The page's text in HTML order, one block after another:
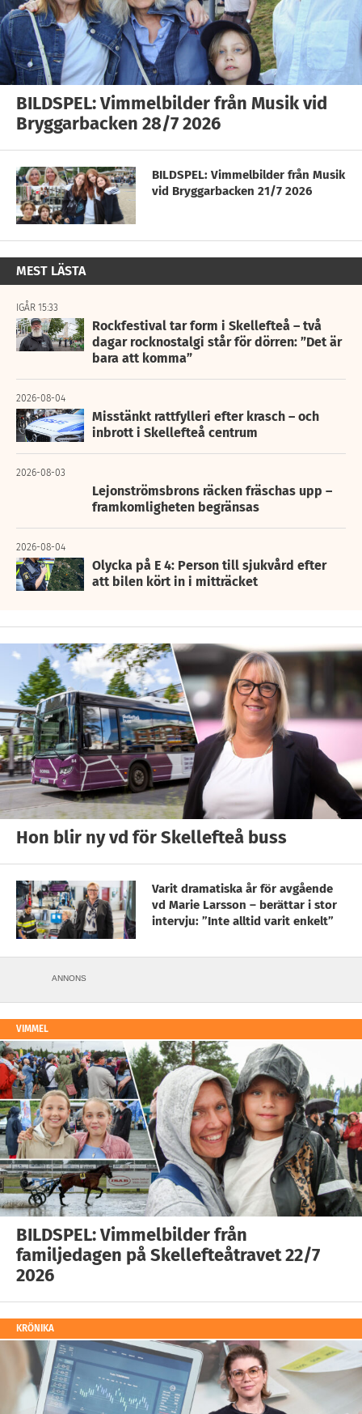
BILDSPEL: Vimmelbilder från Musik vid
Bryggarbacken 28/7 2026
BILDSPEL: Vimmelbilder från Musik
vid Bryggarbacken 21/7 2026
MEST LÄSTA
IGÅR 15:33
Rockfestival tar form i Skellefteå – två
dagar rocknostalgi står för dörren: ”Det är
bara att komma”
2026-08-04
Misstänkt rattfylleri efter krasch – och
inbrott i Skellefteå centrum
2026-08-03
Lejonströmsbrons räcken fräschas upp –
framkomligheten begränsas
2026-08-04
Olycka på E 4: Person till sjukvård efter
att bilen kört in i mitträcket
Hon blir ny vd för Skellefteå buss
Varit dramatiska år för avgående
vd Marie Larsson – berättar i stor
intervju: ”Inte alltid varit enkelt”
ANNONS
VIMMEL
BILDSPEL: Vimmelbilder från
familjedagen på Skellefteåtravet 22/7
2026
KRÖNIKA